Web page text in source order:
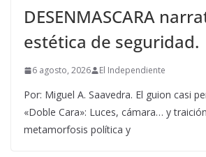
DESENMASCARA
estética de seguridad.
6 agosto, 2026 El Independiente
Por: Miguel A. Saavedra. El guion casi
«Doble Cara»: Luces, cámara… y
metamorfosis política y